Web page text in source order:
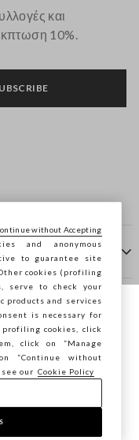
και
10%.
- Εταιρικό
θέλετε
σας;
and anonymous
to guarantee site
cookies (profiling
serve to check your
products and services
is necessary for
cookies, click
click on “Manage
“Continue without
our Cookie Policy
without Accepting